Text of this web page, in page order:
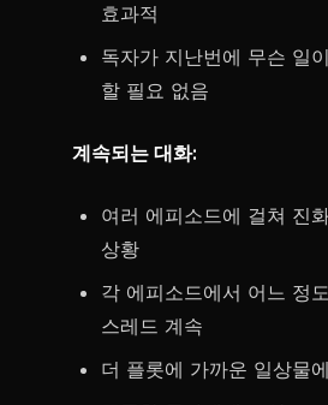
효과적
독자가 지난번에 무슨 일
할 필요 없음
계속되는 대화:
여러 에피소드에 걸쳐 진
상황
각 에피소드에서 어느 정
스레드 계속
더 플롯에 가까운 일상물